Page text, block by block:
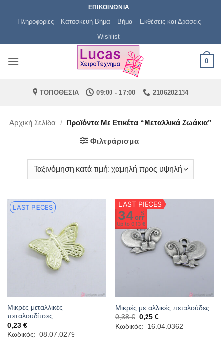
ΕΠΙΚΟΙΝΩΝΙΑ
Πληροφορίες Κατασκευή Βήμα – Βήμα
Εκθέσεις και Δράσεις
Wishlist
0
ΤΟΠΟΘΕΣΙΑ 09:00 - 17:00 2106202134
Αρχική Σελίδα / Προϊόντα Με Ετικέτα “μεταλλικά Ζωάκια”
Φιλτράρισμα
LAST PIECES
Μικρές μεταλλικές
πεταλουδίτσες
0,23 €
Κωδικός: 08.07.0279
LAST PIECES
34
%
OFF
Up to0,13 €
Μικρές μεταλλικές πεταλούδες
0,38€ Original
price
was:
0,25 €Η
τρέχουσα
τιμή
Κωδικός: 16.04.0362